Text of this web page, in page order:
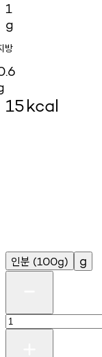
1
g
방
15kcal
인분 (100g) g